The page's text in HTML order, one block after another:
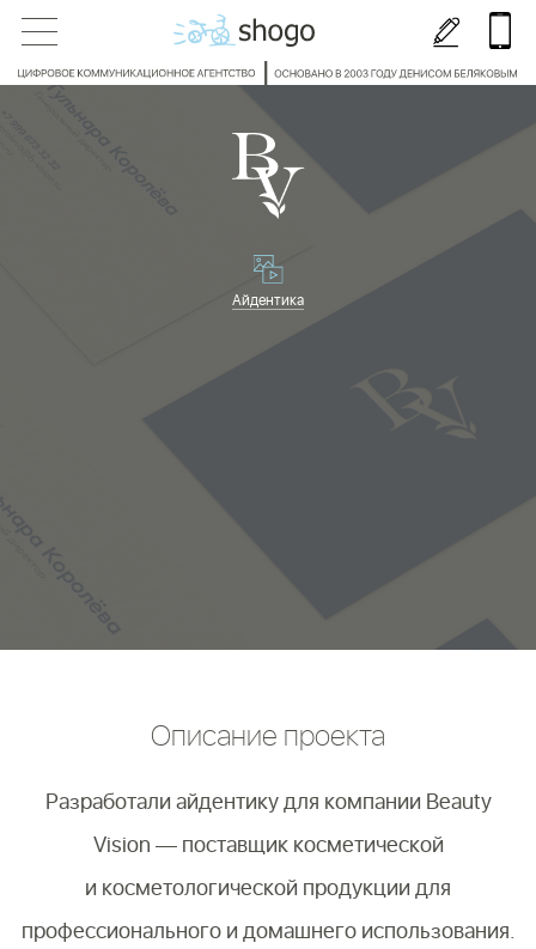
Айдентика
Описание проекта
Разработали айдентику для компании Beauty
Vision — поставщик косметической
и косметологической продукции для
профессионального и домашнего использования.